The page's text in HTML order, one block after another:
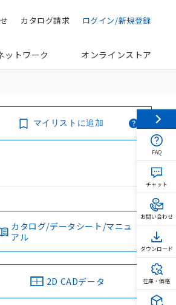
ログイン/新規登録
カタログ請求
ットワーク オンラインストア
マイリストに追加
カタログ/データシート/マニュ
アル
2D CADデータ
FAQ
チャット
お問い合わせ
ダウンロード
在庫・価格